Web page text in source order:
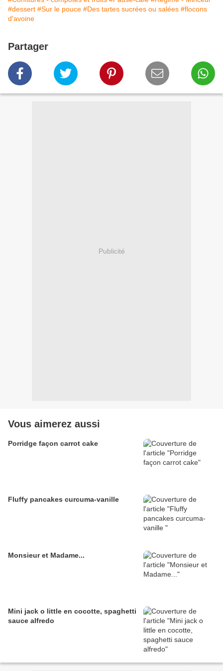
#dessert #Sur le pouce #Des tartes sucrées ou salées #flocons
d'avoine
Partager
Publicité
Vous aimerez aussi
Porridge façon carrot cake
Fluffy pancakes curcuma-vanille
Monsieur et Madame...
Mini jack o little en cocotte, spaghetti
sauce alfredo